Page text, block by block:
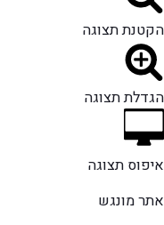
הקטנת תצוגה
הגדלת תצוגה
איפוס תצוגה
אתר מונגש